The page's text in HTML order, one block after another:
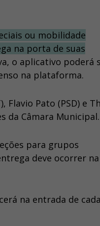
ou mobilidade
na porta de suas
o aplicativo poderá
na plataforma.
Flavio Pato (PSD) e
da Câmara Municipal.
para grupos
deve ocorrer na
na entrada de cada